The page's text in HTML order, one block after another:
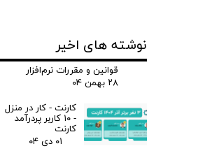
نوشته های اخیر
قوانین و مقررات نرم‌افزار
۲۸ بهمن ۰۴
کارنت - کار در منزل
- ۱۰ کاربر پردرآمد
کارنت
۰۱ دی ۰۴